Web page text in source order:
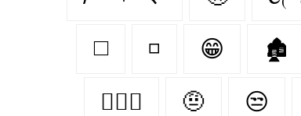
◻️ ◽ 😁 🏚
👩‍❤️‍👨 🤨 😒